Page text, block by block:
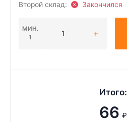
Второй склад:
Закончился
МИН.
1
Итого:
66 ₽